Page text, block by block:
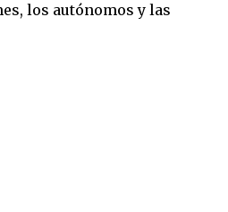
los autónomos y las